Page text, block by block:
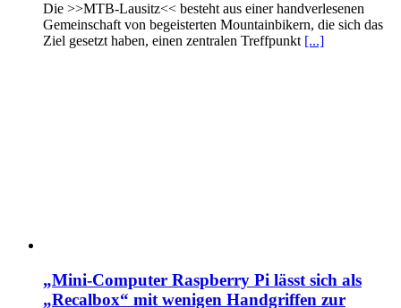
Die >>MTB-Lausitz<< besteht aus einer handverlesenen
Gemeinschaft von begeisterten Mountainbikern, die sich das
Ziel gesetzt haben, einen zentralen Treffpunkt [...]
„Mini-Computer Raspberry Pi lässt sich als
„Recalbox“ mit wenigen Handgriffen zur